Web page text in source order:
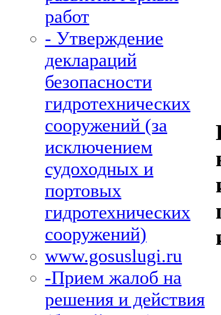
работ
- Утверждение
деклараций
безопасности
гидротехнических
сооружений (за
исключением
судоходных и
портовых
гидротехнических
сооружений)
www.gosuslugi.ru
-Прием жалоб на
решения и действия